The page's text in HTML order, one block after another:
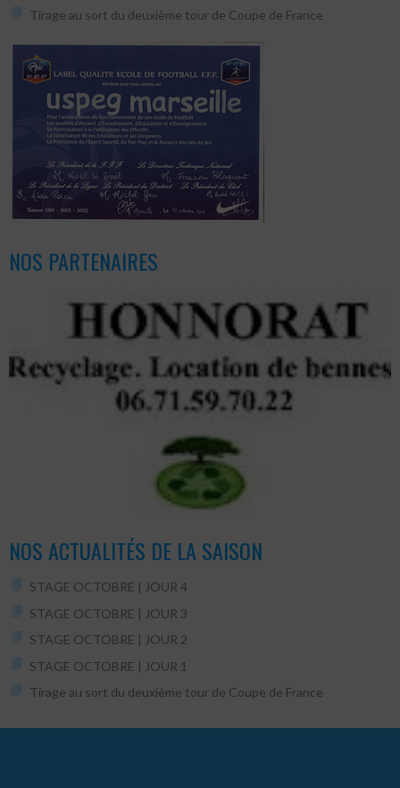
Tirage au sort du deuxième tour de Coupe de France
NOS PARTENAIRES
NOS ACTUALITÉS DE LA SAISON
STAGE OCTOBRE | JOUR 4
STAGE OCTOBRE | JOUR 3
STAGE OCTOBRE | JOUR 2
STAGE OCTOBRE | JOUR 1
Tirage au sort du deuxième tour de Coupe de France